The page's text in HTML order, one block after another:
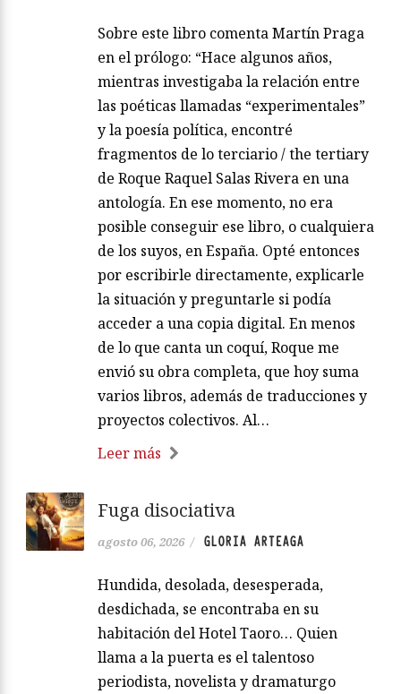
Sobre este libro comenta Martín Praga
en el prólogo: “Hace algunos años,
mientras investigaba la relación entre
las poéticas llamadas “experimentales”
y la poesía política, encontré
fragmentos de lo terciario / the tertiary
de Roque Raquel Salas Rivera en una
antología. En ese momento, no era
posible conseguir ese libro, o cualquiera
de los suyos, en España. Opté entonces
por escribirle directamente, explicarle
la situación y preguntarle si podía
acceder a una copia digital. En menos
de lo que canta un coquí, Roque me
envió su obra completa, que hoy suma
varios libros, además de traducciones y
proyectos colectivos. Al…
Leer más
Fuga disociativa
agosto 06, 2026 / GLORIA ARTEAGA
Hundida, desolada, desesperada,
desdichada, se encontraba en su
habitación del Hotel Taoro… Quien
llama a la puerta es el talentoso
periodista, novelista y dramaturgo